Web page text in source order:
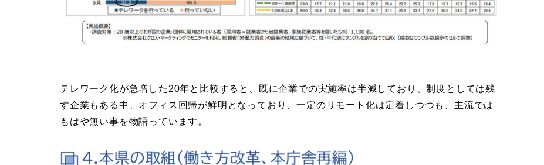
テレワーク化が急増した20年と比較すると、既に企業での実施率は半減しており、制度としては残
す企業もある中、オフィス回帰が鮮明となっており、一定のリモート化は定着しつつも、主流では
もはや無い事を物語っています。